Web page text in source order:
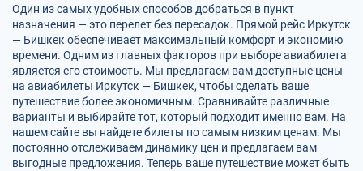
Один из самых удобных способов добраться в пункт
назначения — это перелет без пересадок. Прямой рейс Иркутск
— Бишкек обеспечивает максимальный комфорт и экономию
времени. Одним из главных факторов при выборе авиабилета
является его стоимость. Мы предлагаем вам доступные цены
на авиабилеты Иркутск — Бишкек, чтобы сделать ваше
путешествие более экономичным. Сравнивайте различные
варианты и выбирайте тот, который подходит именно вам. На
нашем сайте вы найдете билеты по самым низким ценам. Мы
постоянно отслеживаем динамику цен и предлагаем вам
выгодные предложения. Теперь ваше путешествие может быть